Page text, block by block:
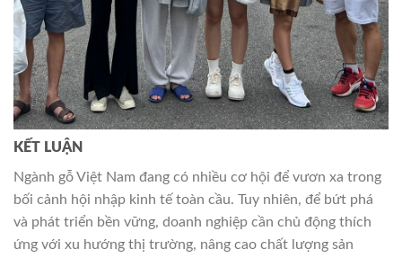
KẾT LUẬN
Ngành gỗ Việt Nam đang có nhiều cơ hội để vươn xa trong
bối cảnh hội nhập kinh tế toàn cầu. Tuy nhiên, để bứt phá
và phát triển bền vững, doanh nghiệp cần chủ động thích
ứng với xu hướng thị trường, nâng cao chất lượng sản